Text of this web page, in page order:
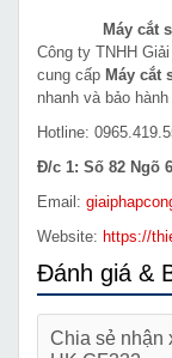
Máy cắt
Công ty TNHH
cung cấp Máy cắt
nhanh và bảo hành
Hotline:
Đ/c 1: Số 82 Ngõ
Email:
Website: https://
Đánh giá &
Chia sẻ nhận